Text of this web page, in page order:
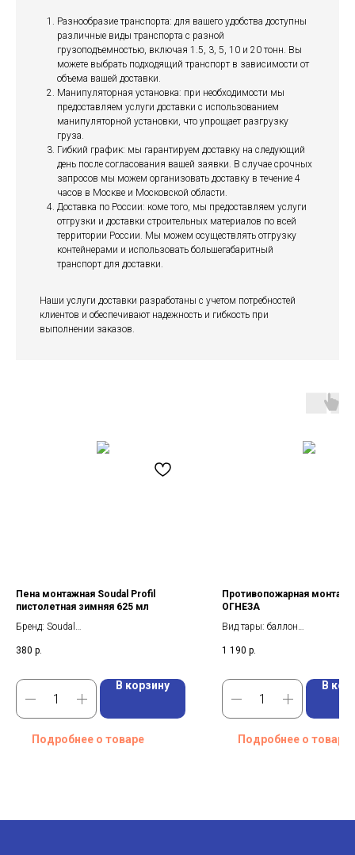
Разнообразие транспорта: для вашего удобства доступны
различные виды транспорта с разной
грузоподъемностью, включая 1.5, 3, 5, 10 и 20 тонн. Вы
можете выбрать подходящий транспорт в зависимости от
объема вашей доставки.
Манипуляторная установка: при необходимости мы
предоставляем услуги доставки с использованием
манипуляторной установки, что упрощает разгрузку
груза.
Гибкий график: мы гарантируем доставку на следующий
день после согласования вашей заявки. В случае срочных
запросов мы можем организовать доставку в течение 4
часов в Москве и Московской области.
Доставка по России: коме того, мы предоставляем услуги
отгрузки и доставки строительных материалов по всей
территории России. Мы можем осуществлять отгрузку
контейнерами и использовать большегабаритный
транспорт для доставки.
Наши услуги доставки разработаны с учетом потребностей
клиентов и обеспечивают надежность и гибкость при
выполнении заказов.
Пена монтажная Soudal Profil
пистолетная зимняя 625 мл
Бренд: Soudal
Тип: Пена монтажная
380 р.
В корзину
Подробнее о товаре
Противопожарная
ОГНЕЗА
Вид тары: баллон
Время полного застывания:
1 190 р.
В
Подробнее о товаре